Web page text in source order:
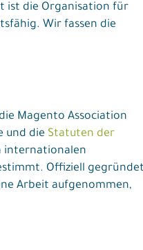
ist die Organisation für
Wir fassen die
Magento Association
und die Statuten der
internationalen
Offiziell gegründet
Arbeit aufgenommen,